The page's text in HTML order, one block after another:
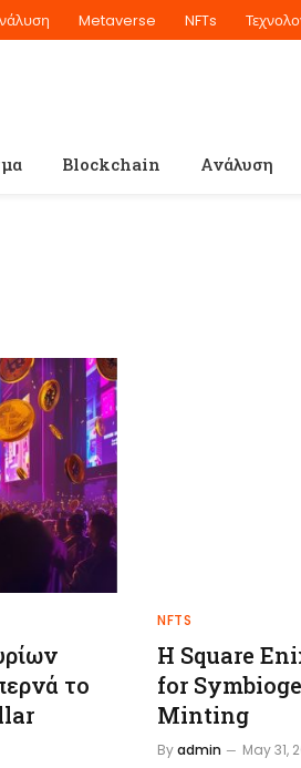
Metaverse NFTs
Blockchain Ανάλυση
το
NFTS
Η Square
for
Minting
Byadmin May 31,